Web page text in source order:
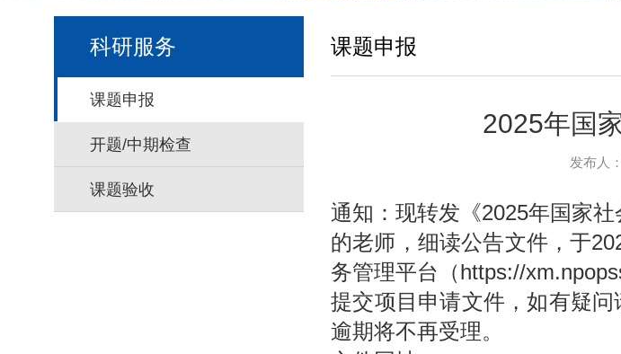
科研服务
课题申报
开题/中期检查
课题验收
课题申报
2025年国
发布人
通知：现转发《2025年国家
的老师，细读公告文件，于
务管理平台（https://
提交项目申请文件，如有疑问
逾期将不再受理。